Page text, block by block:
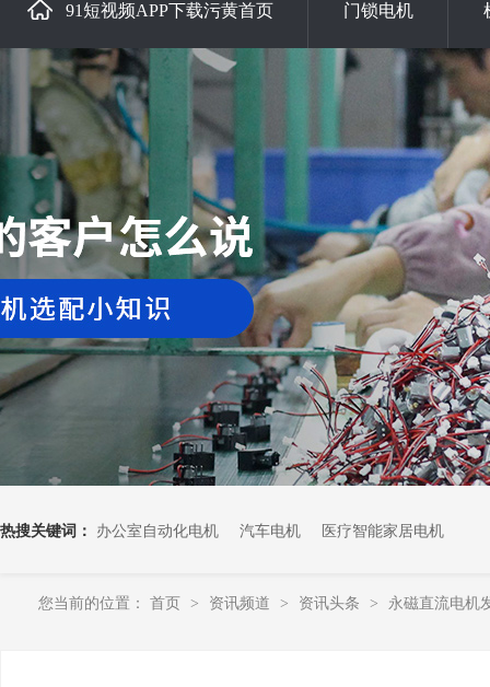
91短视频APP下载污黄首页 门锁电机
关于91短视频APP下载污黄
热搜关键词： 办公室自动化电机 汽车电机 医疗智能家居电机
您当前的位置： 首页 > 资讯频道 > 资讯头条 > 永磁直流电机